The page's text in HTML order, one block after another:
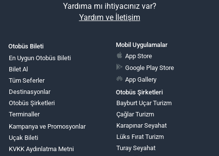
Yardıma mı ihtiyacınız var?
Yardım ve İletişim
Otobüs Bileti
En Uygun Otobüs Bileti
Bilet Al
Tüm Seferler
Destinasyonlar
Otobüs Şirketleri
Terminaller
Kampanya ve Promosyonlar
Uçak Bileti
KVKK Aydınlatma Metni
Mobil Uygulamalar
App Store
Google Play Store
App Gallery
Otobüs Şirketleri
Bayburt Uçar Turizm
Çağlar Turizm
Karapınar Seyahat
Lüks Fırat Turizm
Turay Seyahat